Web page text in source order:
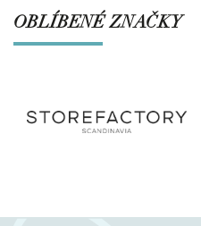
OBLÍBENÉ ZNAČKY